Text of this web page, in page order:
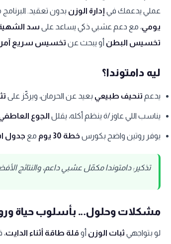
عملي يدعمك في إدارة الوزن بدون تعقيد.
يومي، مع دعم عشبي ذكي يساعد على سد
تخسيس البطن أو يبحث عن تخسيس سريع
ليه دامتوندا؟
يدعم تنحيف طبيعي بعيد عن الحرمان، ويركّز على
يناسب اللي عاوز/ة ينظم أكله، يقلل الجوع
يوفر روتين واضح بكورس خطة 30 يوم مع جدول
تذكير: دامتوندا مكمّل عشبي داعم، والنتائج
مشكلات وحلول… بأسلوب حياة
لو بتواجهي ثبات الوزن أو قلة طاقة أثناء الدايت،